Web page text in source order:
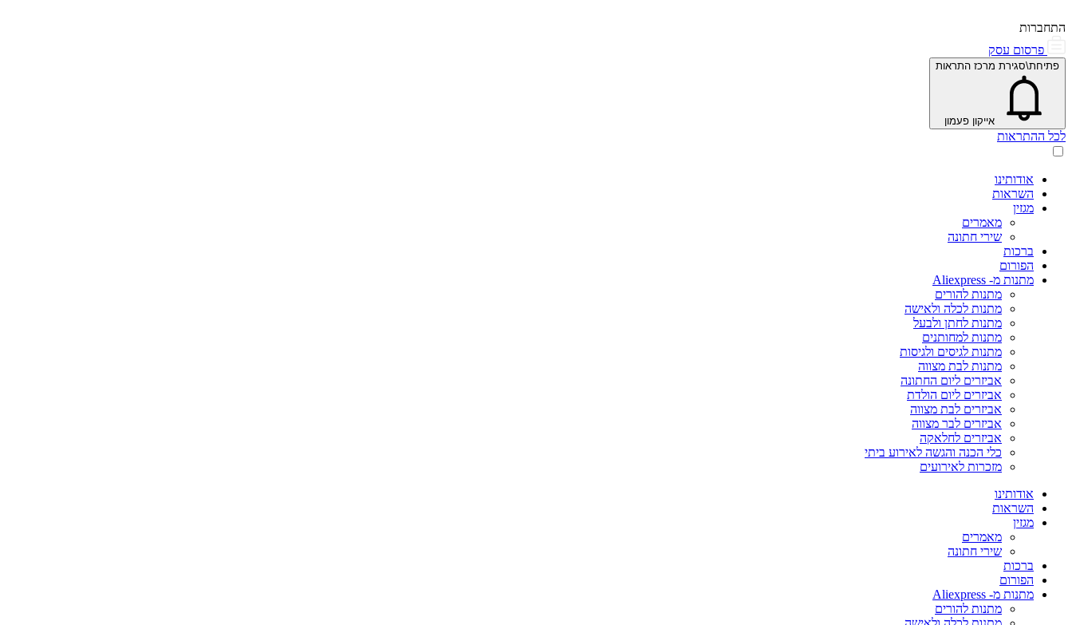
התחברות
פרסום עסק
פתיחת\סגירת מרכז התראות
אייקון פעמון
לכל ההתראות
אודותינו
השראות
מגזין
מאמרים
שירי חתונה
ברכות
הפורום
מתנות מ- Aliexpress
מתנות להורים
מתנות לכלה ולאישה
מתנות לחתן ולבעל
מתנות למחותנים
מתנות לגיסים ולגיסות
מתנות לבת מצווה
אביזרים ליום החתונה
אביזרים ליום הולדת
אביזרים לבת מצווה
אביזרים לבר מצווה
אביזרים לחלאקה
כלי הכנה והגשה לאירוע ביתי
מזכרות לאירועים
אודותינו
השראות
מגזין
מאמרים
שירי חתונה
ברכות
הפורום
מתנות מ- Aliexpress
מתנות להורים